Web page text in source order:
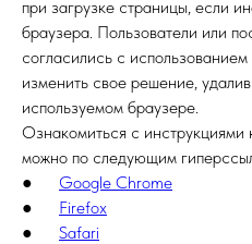
при загрузке страницы, если
браузера. Пользователи или
согласились с
изменить свое решение,
используемом браузере.
Ознакомиться с инструкциями
можно по следующим
● Google Chrome
● Firefox
● Safari